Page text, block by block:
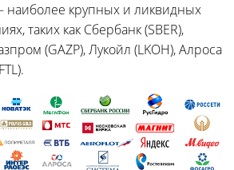
наиболее крупных и ликвидных
таких как Сбербанк (SBER),
(GAZP), Лукойл (LKOH), Алроса